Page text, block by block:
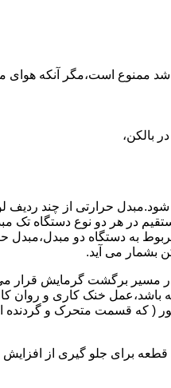
مانند آبگرمکن در واحدهای مسکونی و غیر مسکونی که مسحت آن ها
بالکن،
شود.مبدل حرارتی از چند
در هر دو نوع دستگاه
به دستگاه دو مبدل،مبدل
بشمار می آید.
برگشت گرمایش قرار می
داشته باشد،عمل خنک کاری و
( که قسمت متحرک و
قطعه برای جلو گیری از